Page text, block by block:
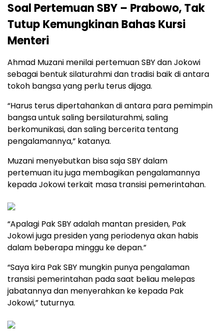
Soal Pertemuan SBY – Prabowo, Tak
Tutup Kemungkinan Bahas Kursi
Menteri
Ahmad Muzani menilai pertemuan SBY dan Jokowi
sebagai bentuk silaturahmi dan tradisi baik di antara
tokoh bangsa yang perlu terus dijaga.
“Harus terus dipertahankan di antara para pemimpin
bangsa untuk saling bersilaturahmi, saling
berkomunikasi, dan saling bercerita tentang
pengalamannya,” katanya.
Muzani menyebutkan bisa saja SBY dalam
pertemuan itu juga membagikan pengalamannya
kepada Jokowi terkait masa transisi pemerintahan.
“Apalagi Pak SBY adalah mantan presiden, Pak
Jokowi juga presiden yang periodenya akan habis
dalam beberapa minggu ke depan.”
“Saya kira Pak SBY mungkin punya pengalaman
transisi pemerintahan pada saat beliau melepas
jabatannya dan menyerahkan ke kepada Pak
Jokowi,” tuturnya.